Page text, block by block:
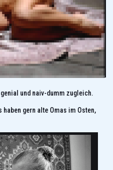
und naiv-dumm zugleich.
haben gern alte Omas im Osten,